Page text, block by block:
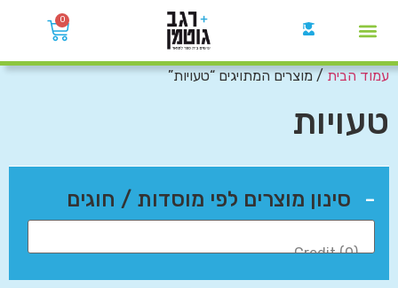
0
עמוד הבית/ מוצרים המתויגים “טעויות”
טעויות
סינון מוצרים לפי מוסדות / חוגים -